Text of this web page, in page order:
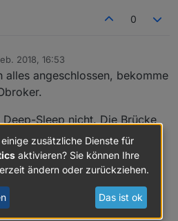
0
2018, 16:53
angeschlossen, bekomme
Sleep nicht. Die Brücke
D0.
nicht geht? Habe ich etwas
die Schaltung die
USB. Später kommt ein
zusätzliche Dienste für
aktivieren? Sie können Ihre
ändern oder zurückziehen.
Das ist ok